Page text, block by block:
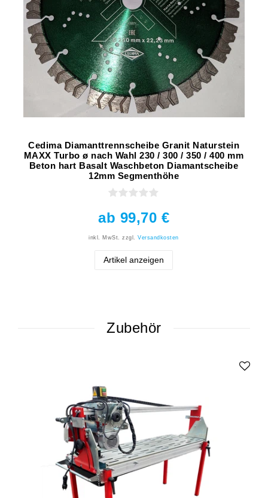
Cedima Diamanttrennscheibe Granit Naturstein
MAXX Turbo ø nach Wahl 230 / 300 / 350 / 400 mm
Beton hart Basalt Waschbeton Diamantscheibe
12mm Segmenthöhe
ab 99,70 €
inkl. MwSt. zzgl.Versandkosten
Artikel anzeigen
Zubehör